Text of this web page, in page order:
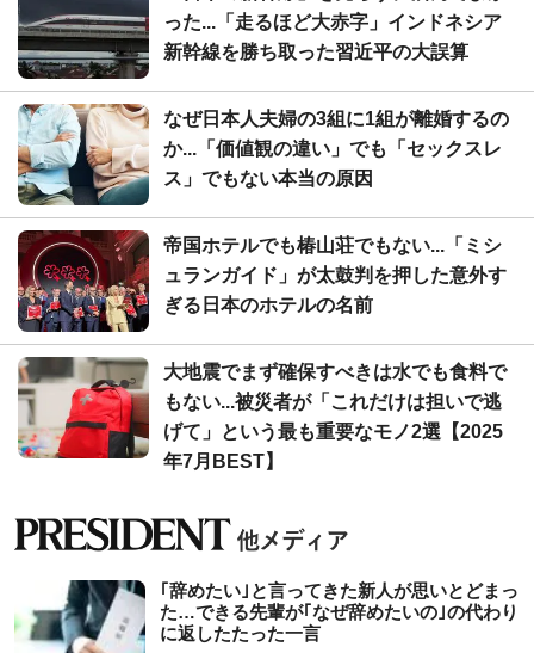
った...「走るほど大赤字」インドネシア
新幹線を勝ち取った習近平の大誤算
なぜ日本人夫婦の3組に1組が離婚するの
か...「価値観の違い」でも「セックスレ
ス」でもない本当の原因
帝国ホテルでも椿山荘でもない...「ミシ
ュランガイド」が太鼓判を押した意外す
ぎる日本のホテルの名前
大地震でまず確保すべきは水でも食料で
もない...被災者が「これだけは担いで逃
げて」という最も重要なモノ2選【2025
年7月BEST】
｢辞めたい｣と言ってきた新人が思いとどまっ
た…できる先輩が｢なぜ辞めたいの｣の代わり
に返したたった一言